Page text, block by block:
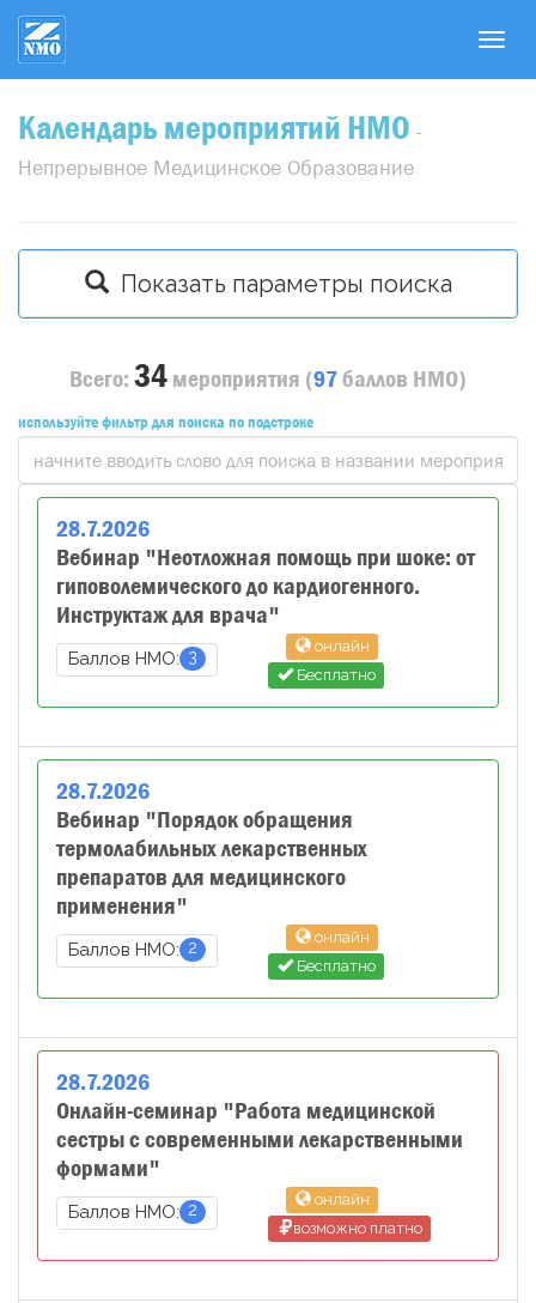
T
a
n
Календарь мероприятий НМО -
Непрерывное Медицинское Образование
Показать параметры поиска
Всего: 34 мероприятия (97баллов НМО)
используйте фильтр для поиска по подстроке
28.7.2026
Вебинар "Неотложная помощь при шоке: от
гиповолемического до кардиогенного.
Инструктаж для врача"
Баллов НМО: 3
онлайн
Бесплатно
28.7.2026
Вебинар "Порядок обращения
термолабильных лекарственных
препаратов для медицинского
применения"
Баллов НМО: 2
онлайн
Бесплатно
28.7.2026
Онлайн-семинар "Работа медицинской
сестры с современными лекарственными
формами"
Баллов НМО: 2
онлайн
возможно платно